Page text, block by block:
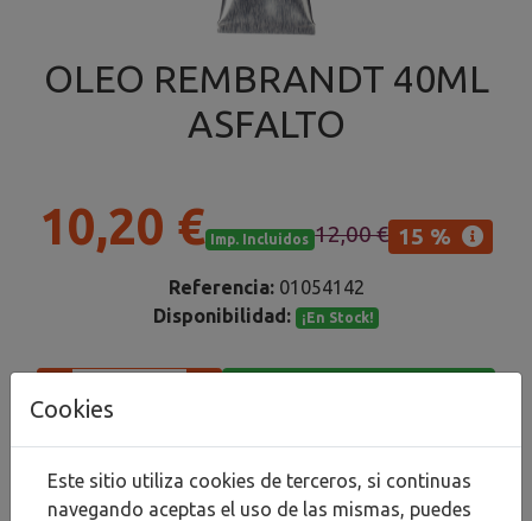
OLEO REMBRANDT 40ML
ASFALTO
10,20 € Imp. Incluidos 12,00 € 15 %
Referencia: 01054142
Disponibilidad:
¡En Stock!
Compartir
Cookies
Este sitio utiliza cookies de terceros, si continuas
navegando aceptas el uso de las mismas, puedes